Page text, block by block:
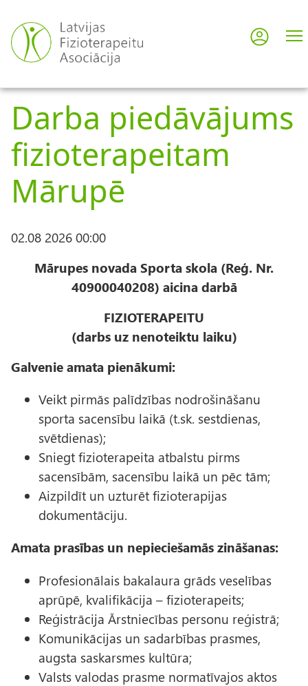
uz
galveno
saturu
User
Darba piedāvājums
fizioterapeitam
Mārupē
02.08 2026 00:00
Mārupes novada Sporta skola (Reģ. Nr.
40900040208) aicina darbā
FIZIOTERAPEITU
(darbs uz nenoteiktu laiku)
Galvenie amata pienākumi:
Veikt pirmās palīdzības nodrošināšanu
sporta sacensību laikā (t.sk. sestdienas,
svētdienas);
Sniegt fizioterapeita atbalstu pirms
sacensībām, sacensību laikā un pēc tām;
Aizpildīt un uzturēt fizioterapijas
dokumentāciju.
Amata prasības un nepieciešamās zināšanas:
Profesionālais bakalaura grāds veselības
aprūpē, kvalifikācija – fizioterapeits;
Reģistrācija Ārstniecības personu reģistrā;
Komunikācijas un sadarbības prasmes,
augsta saskarsmes kultūra;
Valsts valodas prasme normatīvajos aktos